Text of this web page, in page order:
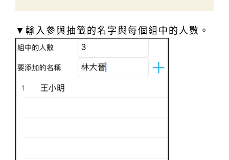
▼輸入參與抽籤的名字與每個組中的人數。